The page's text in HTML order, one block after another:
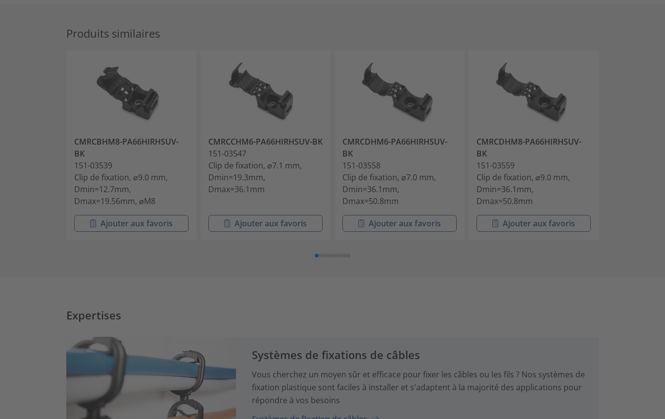
Produits similaires
CMRCBHM8-PA66HIRHSUV-
BK
151-03539
Clip de fixation, ⌀9.0 mm,
Dmin=12.7mm,
Dmax=19.56mm, ⌀M8
Ajouter aux favoris
CMRCCHM6-PA66HIRHSUV-BK
151-03547
Clip de fixation, ⌀7.1 mm,
Dmin=19.3mm,
Dmax=36.1mm
Ajouter aux favoris
CMRCDHM6-PA66HIRHSUV-
BK
151-03558
Clip de fixation, ⌀7.0 mm,
Dmin=36.1mm,
Dmax=50.8mm
Ajouter aux favoris
CMRCDHM8-PA66HIRHSUV-
BK
151-03559
Clip de fixation, ⌀9.0 mm,
Dmin=36.1mm,
Dmax=50.8mm
Ajouter aux favoris
Expertises
Systèmes de fixations de câbles
Vous cherchez un moyen sûr et efficace pour fixer les câbles ou les fils ? Nos systèmes de
fixation plastique sont faciles à installer et s'adaptent à la majorité des applications pour
répondre à vos besoins